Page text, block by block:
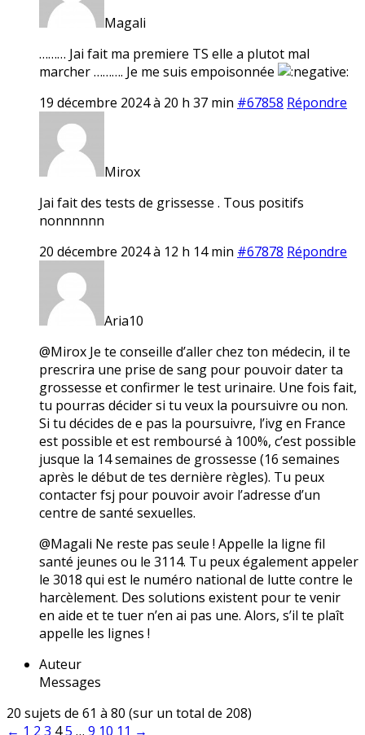
Magali
……… Jai fait ma premiere TS elle a plutot mal
marcher ………. Je me suis empoisonnée
19 décembre 2024 à 20 h 37 min #67858 Répondre
Mirox
Jai fait des tests de grissesse . Tous positifs
nonnnnnn
20 décembre 2024 à 12 h 14 min #67878 Répondre
Aria10
@Mirox Je te conseille d’aller chez ton médecin, il te
prescrira une prise de sang pour pouvoir dater ta
grossesse et confirmer le test urinaire. Une fois fait,
tu pourras décider si tu veux la poursuivre ou non.
Si tu décides de e pas la poursuivre, l’ivg en France
est possible et est remboursé à 100%, c’est possible
jusque la 14 semaines de grossesse (16 semaines
après le début de tes dernière règles). Tu peux
contacter fsj pour pouvoir avoir l’adresse d’un
centre de santé sexuelles.
@Magali Ne reste pas seule ! Appelle la ligne fil
santé jeunes ou le 3114. Tu peux également appeler
le 3018 qui est le numéro national de lutte contre le
harcèlement. Des solutions existent pour te venir
en aide et te tuer n’en ai pas une. Alors, s’il te plaît
appelle les lignes !
Auteur
Messages
20 sujets de 61 à 80 (sur un total de 208)
← 1 2 3 45 … 9 10 11 →